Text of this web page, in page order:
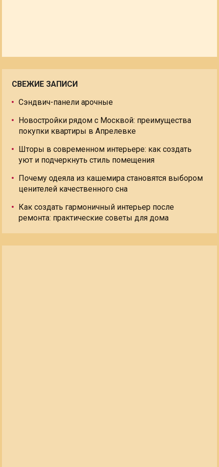
СВЕЖИЕ ЗАПИСИ
Сэндвич-панели арочные
Новостройки рядом с Москвой: преимущества
покупки квартиры в Апрелевке
Шторы в современном интерьере: как создать
уют и подчеркнуть стиль помещения
Почему одеяла из кашемира становятся выбором
ценителей качественного сна
Как создать гармоничный интерьер после
ремонта: практические советы для дома